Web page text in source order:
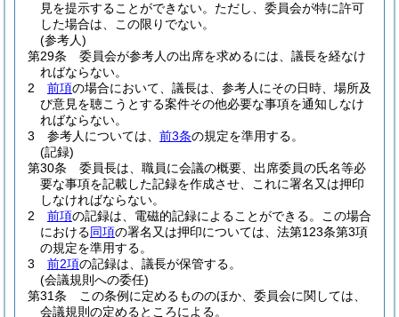
見を提示することができない。 ただし、委員会が特に許可
した場合は、この限りでない。
(参考人)
第29条
委員会が参考人の出席を求めるには、議長を経なけ
ればならない。
2
前項の場合において、議長は、参考人にその日時、場所及
び意見を聴こうとする案件その他必要な事項を通知しなけ
ればならない。
3
参考人については、 前3条の規定を準用する。
(記録)
第30条
委員長は、職員に会議の概要、出席委員の氏名等必
要な事項を記載した記録を作成させ、これに署名又は押印
しなければならない。
2
前項の記録は、電磁的記録によることができる。
この場合
における同項の署名又は押印については、法第123条第3項
の規定を準用する。
3
前2項の記録は、議長が保管する。
(会議規則への委任)
第31条
この条例に定めるもののほか、委員会に関しては、
会議規則の定めるところによる。